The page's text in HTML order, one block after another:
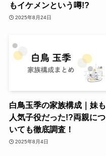
もイケメンという噂!?
2025年8月24日
白鳥玉季の家族構成｜妹も
人気子役だった!?両親につ
いても徹底調査！
2025年8月4日